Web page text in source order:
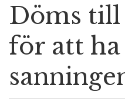
Döms till
för att ha